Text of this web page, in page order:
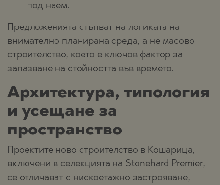
под наем.
Предложенията стъпват на логиката на
внимателно планирана среда, а не масово
строителство, което е ключов фактор за
запазване на стойността във времето.
Архитектура, типология
и усещане за
пространство
Проектите ново строителство в Кошарица,
включени в селекцията на Stonehard Premier,
се отличават с нискоетажно застрояване,